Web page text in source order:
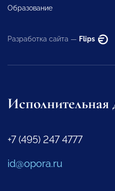
Образование
Разработка сайта — Flips
Исполнительная
+7 (495) 247 4777
id@opora.ru